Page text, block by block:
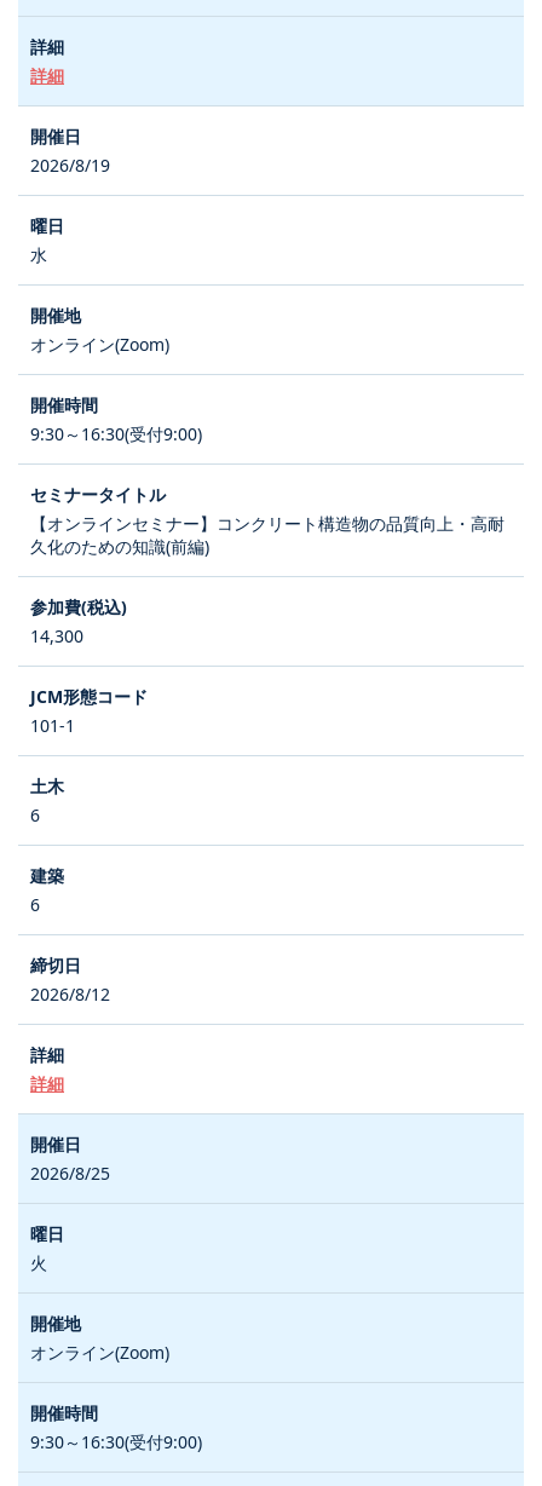
詳細
2026/8/19
水
オンライン(Zoom)
9:30～16:30(受付9:00)
【オンラインセミナー】コンクリート構造物の品質向上・高耐
久化のための知識(前編)
14,300
101-1
6
6
2026/8/12
詳細
2026/8/25
火
オンライン(Zoom)
9:30～16:30(受付9:00)